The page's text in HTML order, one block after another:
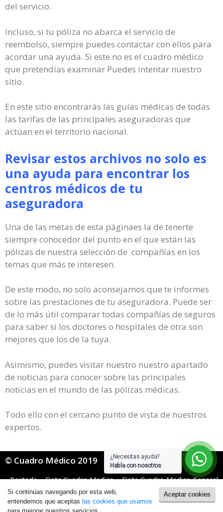
¿Necesitas ayuda?
Habla con nosotros
del servicio.
Incluso, si tu póliza no abarca el servicio de
reembolso, siempre puedes contactar con ellos para
acordar una ayuda. Si este no es el cuadro médico
que pretendías examinar Puedes intentar nuestro
sitio.
En este sitio encontrarás las guías médicas de todas
las tarifas de las principales aseguradoras que
actúan en el territorio nacional.
Revisar estos archivos no solo es
una ayuda para encontrar los
centros médicos de tu
aseguradora
Una de las metas de esta páginaes la de tenerte
siempre conocedor del punto en el que están las
pólizas de nuestra selección de compañías en los
temas que más te interesen.
De este modo, no solo aconsejamos que te informes
sobre las prestaciones de tu aseguradora. Puede ser
de lo más útil comparar todas compañías de seguros
para saber si los doctores o hospitales de otra son
mejores que los de la tuya.
Asimismo, puedes visitar nuestro nuestro apartado
de noticias para conocer sobre las principales
noticias en el mundo de las pólizas médicas.
Todo ello con el cercano punto de vista de nuestros
expertos.
© Cuadro Médico 2019
Portada»Fiatc Cuadro Medico»Fiatc Cuadro Medico General
Fiatc Cuadro Medico Soria
Política de Cookies|Política de Privacidad
Aceptar cookies
Si continúas navegando por esta web,
entendemos que aceptas las cookies que usamos